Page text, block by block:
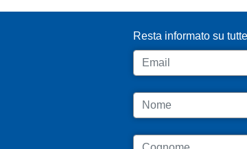
Resta informato su
Email
Nome
Cognome